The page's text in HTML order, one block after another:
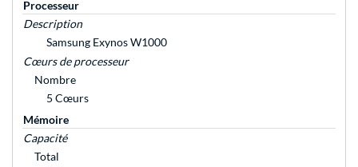
Processeur
Description
Samsung Exynos W1000
Cœurs de processeur
Nombre
5 Cœurs
Mémoire
Capacité
Total